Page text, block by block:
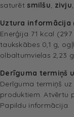
saturēt smilšu, zivju,
Uztura informācija
Enerģija 71 kcal
taukskābes 0,1 g,
olbaltumvielas 2,23
Derīguma termiņš
Derīguma termiņš
produktiem. Atvērtu
Papildu informācija